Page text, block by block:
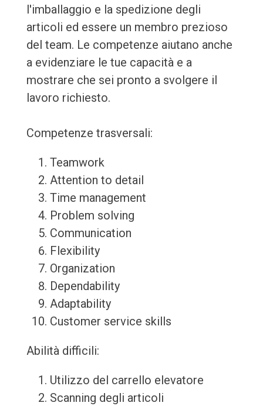
l'imballaggio e la spedizione degli
articoli ed essere un membro prezioso
del team. Le competenze aiutano anche
a evidenziare le tue capacità e a
mostrare che sei pronto a svolgere il
lavoro richiesto.
Competenze trasversali:
Teamwork
Attention to detail
Time management
Problem solving
Communication
Flexibility
Organization
Dependability
Adaptability
Customer service skills
Abilità difficili:
Utilizzo del carrello elevatore
Scanning degli articoli